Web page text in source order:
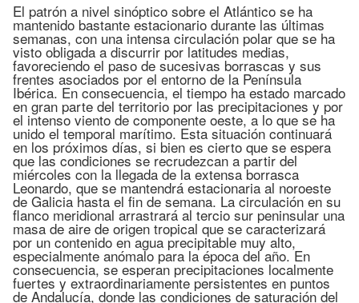
El patrón a nivel sinóptico sobre el Atlántico se ha
mantenido bastante estacionario durante las últimas
semanas, con una intensa circulación polar que se ha
visto obligada a discurrir por latitudes medias,
favoreciendo el paso de sucesivas borrascas y sus
frentes asociados por el entorno de la Península
Ibérica. En consecuencia, el tiempo ha estado marcado
en gran parte del territorio por las precipitaciones y por
el intenso viento de componente oeste, a lo que se ha
unido el temporal marítimo. Esta situación continuará
en los próximos días, si bien es cierto que se espera
que las condiciones se recrudezcan a partir del
miércoles con la llegada de la extensa borrasca
Leonardo, que se mantendrá estacionaria al noroeste
de Galicia hasta el fin de semana. La circulación en su
flanco meridional arrastrará al tercio sur peninsular una
masa de aire de origen tropical que se caracterizará
por un contenido en agua precipitable muy alto,
especialmente anómalo para la época del año. En
consecuencia, se esperan precipitaciones localmente
fuertes y extraordinariamente persistentes en puntos
de Andalucía, donde las condiciones de saturación del